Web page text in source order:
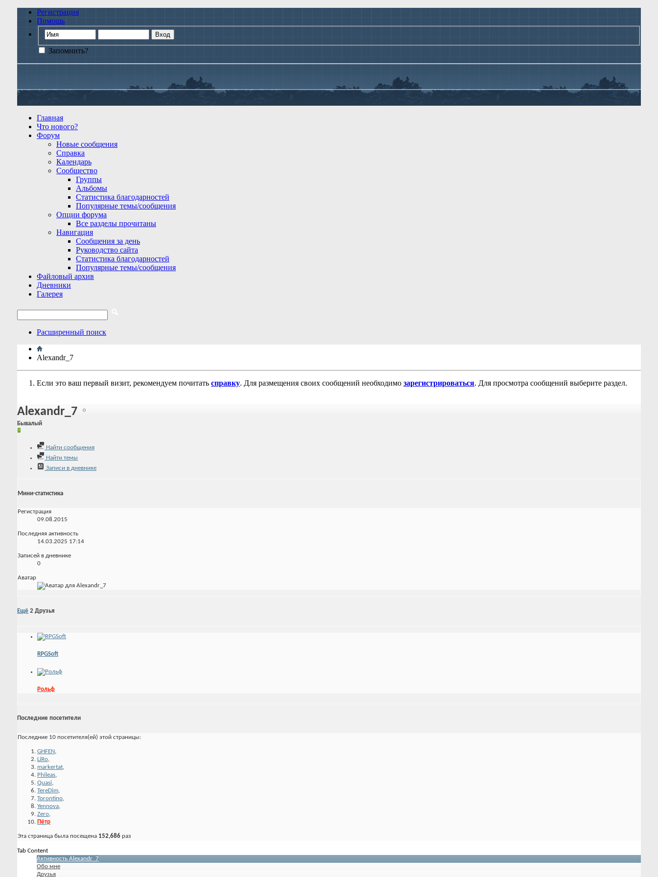
Регистрация
Помощь
Запомнить?
Главная
Что нового?
Форум
Новые сообщения
Справка
Календарь
Сообщество
Группы
Альбомы
Статистика благодарностей
Популярные темы/сообщения
Опции форума
Все разделы прочитаны
Навигация
Сообщения за день
Руководство сайта
Статистика благодарностей
Популярные темы/сообщения
Файловый архив
Дневники
Галерея
Расширенный поиск
Alexandr_7
Если это ваш первый визит, рекомендуем почитать справку. Для размещения своих сообщений необходимо зарегистрироваться. Для просмотра сообщений выберите раздел.
Alexandr_7
Бывалый
Найти сообщения
Найти темы
Записи в дневнике
Мини-статистика
Регистрация
09.08.2015
Последняя активность
14.03.2025 17:14
Записей в дневнике
0
Аватар
Ещё 2 Друзья
RPGSoft
Рольф
Последние посетители
Последние 10 посетителя(ей) этой страницы:
GHFEN,
LiRo,
markertat,
Phileas,
Quasi,
TereDim,
Torontino,
Yennova,
Zero,
Пётр
Эта страница была посещена 152,686 раз
Tab Content
Активность Alexandr_7
Обо мне
Друзья